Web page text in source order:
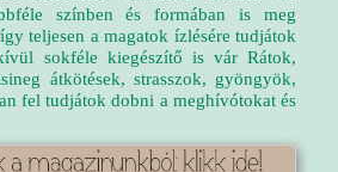
színben és formában is meg
teljesen a magatok ízlésére tudjátok
sokféle kiegészítő is vár Rátok,
átkötések, strasszok, gyöngyök,
fel tudjátok dobni a meghívótokat és